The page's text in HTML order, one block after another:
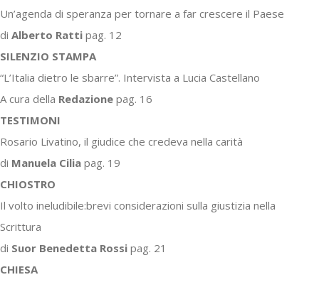
Un’agenda di speranza per tornare a far crescere il Paese
di Alberto Ratti pag. 12
SILENZIO STAMPA
“L’Italia dietro le sbarre”. Intervista a Lucia Castellano
A cura della Redazione pag. 16
TESTIMONI
Rosario Livatino, il giudice che credeva nella carità
di Manuela Cilia pag. 19
CHIOSTRO
Il volto ineludibile:brevi considerazioni sulla giustizia nella
Scrittura
di Suor Benedetta Rossi pag. 21
CHIESA